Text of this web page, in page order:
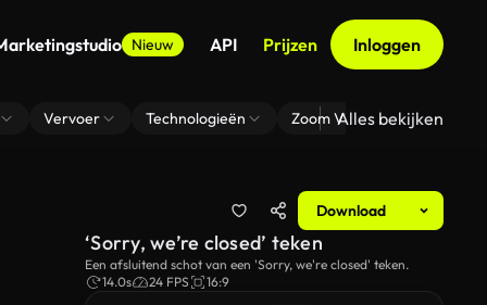
Nieuw API Prijzen Inloggen
Vervoer Technologieën Zoom Virtuele
Alles bekijken
Download
‘Sorry, we’re closed’ teken
Een afsluitend schot van een 'Sorry, we're closed' teken.
14.0s
24 FPS 16:9